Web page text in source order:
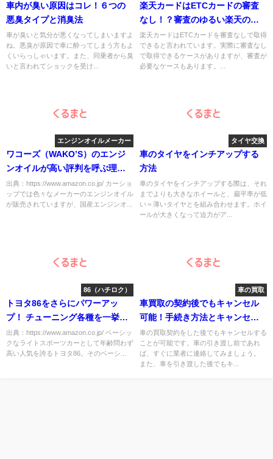
車内が臭い原因はコレ！６つの
悪臭タイプと消臭法
車が臭いと気分が悪くなってしまいますよ
ね。悪臭が原因で車に酔ってしまう方もよ
くいらっしゃいます。また、同乗者から臭
いと言われてショックを受け...
楽天カードはETCカードの審査
なし！？審査のゆるい楽天の狙
いとは
楽天カードはETCカードを審査なしで取得
できると言われています。実際に審査なし
で取得できるケースがありますが、審査が
必要なケースもあります。...
エンジンオイルメーカー
ワコーズ（WAKO’S）のエンジ
ンオイルが高い評判を呼ぶ理由
とは？
出典：https://www.amazon.co.jp/ カーショ
ップでは色々なメーカーのエンジンオイル
が販売されていますが、国産エンジンオ...
タイヤ交換
車のタイヤをインチアップする
方法
車のタイヤをインチアップする際は、それ
までよりも大きなホイールと、扁平率が低
い＝薄いタイヤとを組み合わせます。ホイ
ールが大きくなって迫力がア...
86（ハチロク）
トヨタ86をさらにパワーアッ
プ！ チューニング各種を一挙紹
介
出典：https://www.amazon.co.jp/ ベーシッ
クなライトスポーツカーとして年齢問わず
高い人気を誇るトヨタ86。そのベーシ...
車の買取
車買取の契約後でもキャンセル
可能！手続き方法とキャンセル
料を解説！
車の買取契約をした後でもキャンセルする
ことが可能です。車の引き渡し前であれ
ば、すぐに業者に連絡してみましょう。
また、車を引き渡した後でもキ...